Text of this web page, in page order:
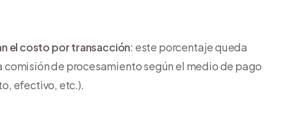
el costo por transacción: este porcentaje queda
de procesamiento según el medio de pago
efectivo, etc.).